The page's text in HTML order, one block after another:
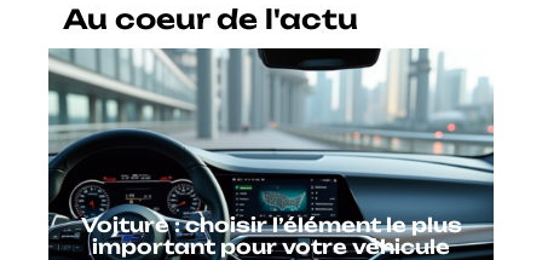
Au coeur de l'actu
Voiture : choisir l’élément le plus
important pour votre véhicule